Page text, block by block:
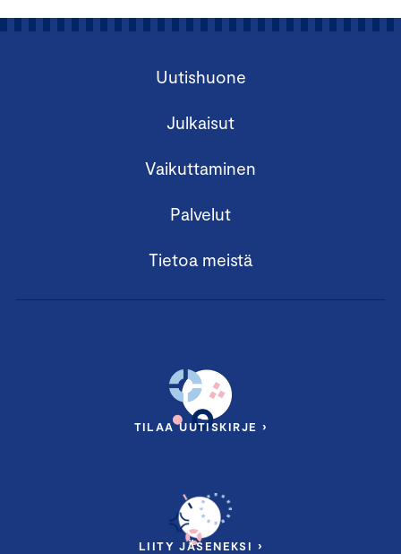
Uutishuone
Julkaisut
Vaikuttaminen
Palvelut
Tietoa meistä
TILAA UUTISKIRJE ›
LIITY JÄSENEKSI ›